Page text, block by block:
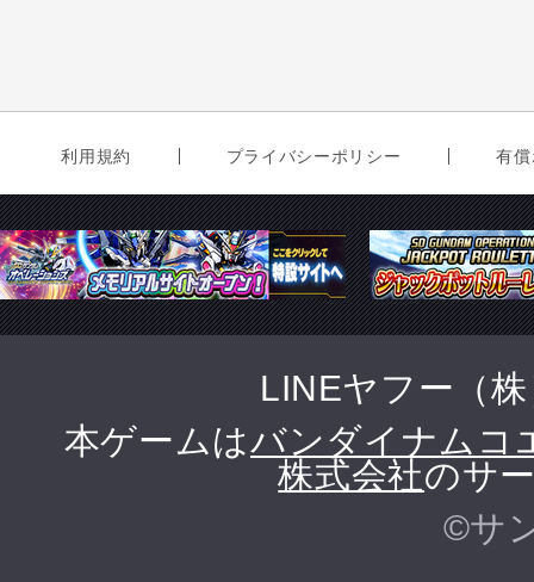
利用規約 プライバシーポリシー 有
LINEヤフー（
本ゲームはバンダイナムコ
株式会社のサ
©サ